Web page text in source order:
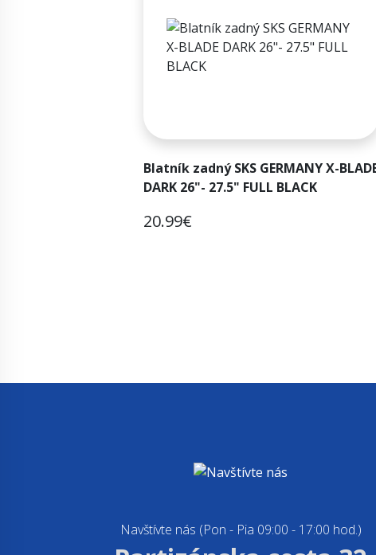
Blatník zadný SKS GERMANY X-
DARK 26"- 27.5" FULL BLACK
20.99€
Navštívte nás (Pon - Pia 09:00 - 17:00 hod.)